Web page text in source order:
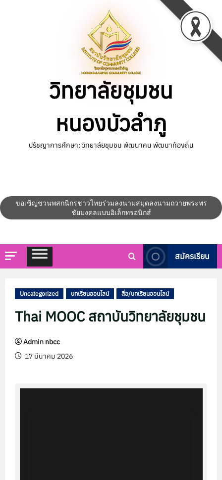
วิทยาลัยชุมชน
หนองบัวลำภู
ปรัชญาการศึกษา: วิทยาลัยชุมชน พัฒนาคน พัฒนาท้องถิ่น
ขอเชิญชวนพสกนิกรชาวไทยร่วมลงนามสมุดลงนามถวายพระพร
ชัยมงคลแบบอิเล็กทรอนิกส์
สมัครเรียน
Uncategorized บทเรียนออนไลน์ สื่อ/บทเรียนออนไลน์
Thai MOOC สถาบันวิทยาลัยชุมชน
Admin nbcc
17 มีนาคม 2026